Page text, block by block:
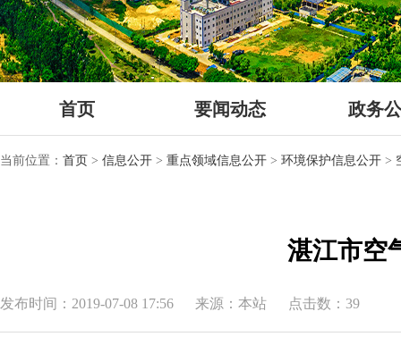
首页 要闻动态 政务
当前位置： 首页 > 信息公开 > 重点领域信息公开 > 环境保护信息公开 >
湛江市空
发布时间：2019-07-08 17:56 来源：本站 点击数：39